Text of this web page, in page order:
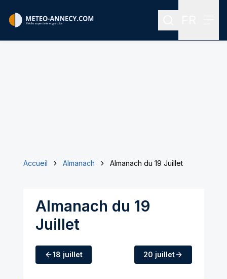
Rechercher
Accueil Almanach Almanach du 19 Juillet
Almanach du 19
Juillet
18 juillet 20 juillet